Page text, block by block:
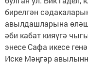
бирелгән
авылдашларына
әби кабат кияүгә
энесе Сафа икесе
Иске Мәңгәр